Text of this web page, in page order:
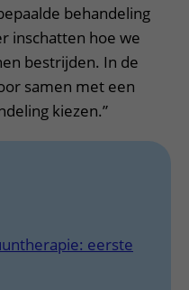
behandeling
inschatten hoe we
bestrijden. In de
samen met een
kiezen.”
eerste